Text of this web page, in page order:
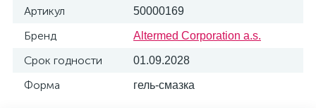
Артикул 50000169
Бренд Altermed Corporation a.s.
Срок годности 01.09.2028
Форма гель-смазка